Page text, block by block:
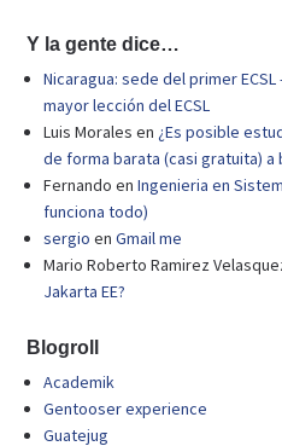
Y la gente dice…
Nicaragua: sede del primer
mayor lección del ECSL
Luis Morales en ¿Es posible
de forma barata (casi gratuita) a
Fernando enIngenieria en
funciona todo)
sergio enGmail me
Mario Roberto Ramirez
Jakarta EE?
Blogroll
Academik
Gentooser experience
Guatejug